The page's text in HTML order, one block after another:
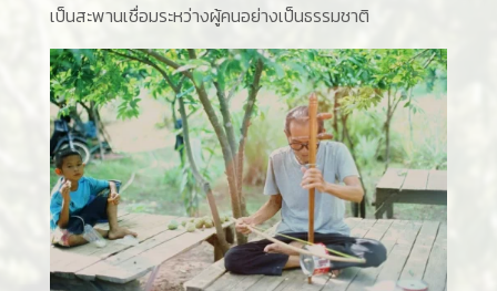
เป็นสะพานเชื่อมระหว่างผู้คนอย่างเป็นธรรมชาติ